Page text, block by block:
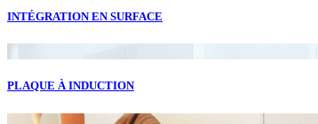
INTÉGRATION EN SURFACE
PLAQUE À INDUCTION